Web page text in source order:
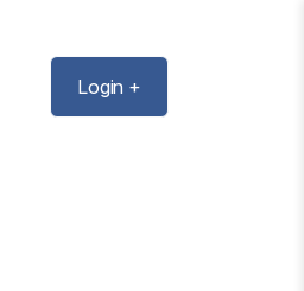
Login +